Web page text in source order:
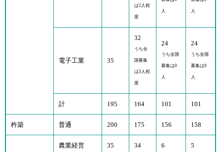
は2人程
度
人 人
電子工業 35
32
うち全
国募集
は3人程
度
24
うち全国
募集は0
人
24
うち全国
募集は0
人
計 195 164 101 101
杵築 普通 200 175 156 158
農業経営 35 34 6 5